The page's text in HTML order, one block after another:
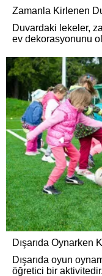
Zamanla Kirlenen
Duvardaki lekeler,
ev dekorasyonunu
Dışarıda Oynarken
Dışarıda oyun
öğretici bir aktivitedir.